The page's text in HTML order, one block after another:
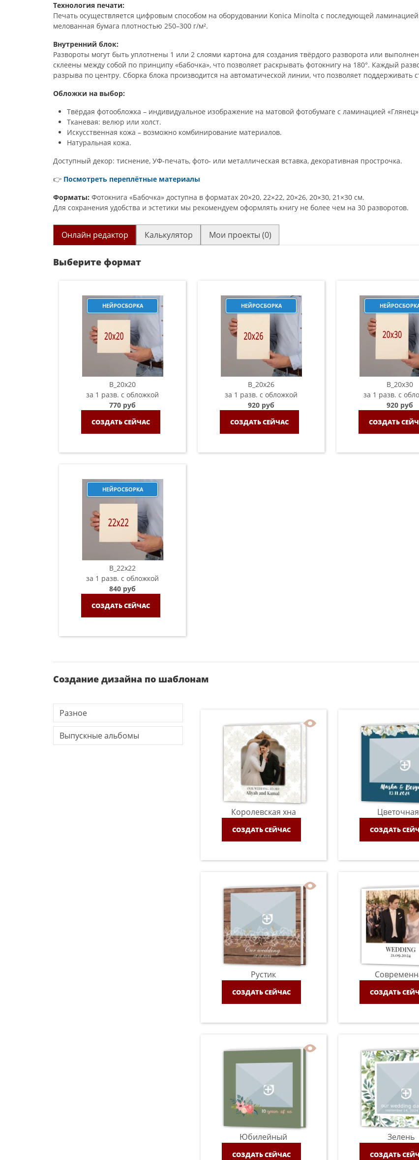
Технология печати:
Печать осуществляется цифровым способом на оборудовании Konica Minolta с последующей ламинацией
мелованная бумага плотностью 250–300 г/м².
Внутренний блок:
Развороты могут быть уплотнены 1 или 2 слоями картона для создания твёрдого разворота или
склеены между собой по принципу «бабочка», что позволяет раскрывать фотокнигу на 180°. Каждый
разрыва по центру. Сборка блока производится на автоматической линии, что позволяет поддерживать
Обложки на выбор:
Твёрдая фотообложка – индивидуальное изображение на матовой фотобумаге с ламинацией
Тканевая: велюр или холст.
Искусственная кожа – возможно комбинирование материалов.
Натуральная кожа.
Доступный декор: тиснение, УФ-печать, фото- или металлическая вставка, декоративная прострочка.
👉 Посмотреть переплётные материалы
Форматы: Фотокнига «Бабочка» доступна в форматах 20×20, 22×22, 20×26, 20×30, 21×30 см.
Для сохранения удобства и эстетики мы рекомендуем оформлять книгу не более чем на 30 разворотов.
Онлайн редактор Калькулятор Мои проекты (0)
Выберите формат
НЕЙРОСБОРКА
B_20х20
за 1 разв. с обложкой
770 руб
СОЗДАТЬ СЕЙЧАС
НЕЙРОСБОРКА
B_20х26
за 1 разв. с обложкой
920 руб
СОЗДАТЬ СЕЙЧАС
B_20х30
за 1 разв. с
920 руб
СОЗДАТЬ
НЕЙРОСБОРКА
B_22х22
за 1 разв. с обложкой
840 руб
СОЗДАТЬ СЕЙЧАС
Создание дизайна по шаблонам
Разное
Выпускные альбомы
Королевская хна
СОЗДАТЬ СЕЙЧАС СОЗДАТЬ
Рустик
СОЗДАТЬ СЕЙЧАС СОЗДАТЬ
Юбилейный
СОЗДАТЬ СЕЙЧАС
Зелень
СОЗДАТЬ